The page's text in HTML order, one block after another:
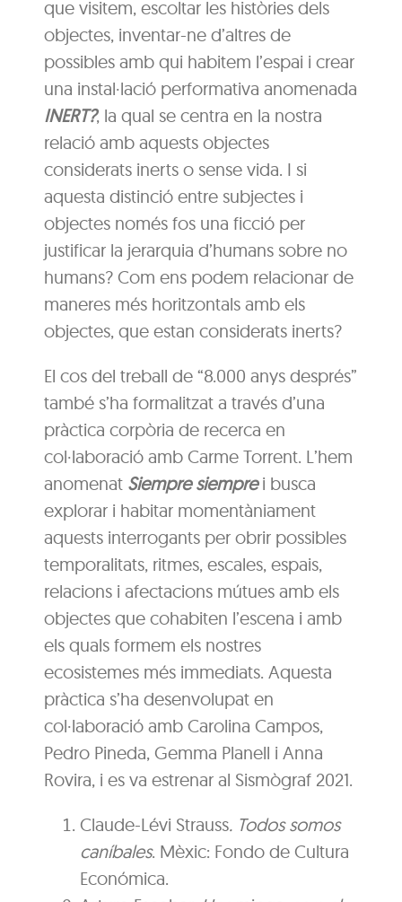
que visitem, escoltar les històries dels
objectes, inventar-ne d’altres de
possibles amb qui habitem l’espai i crear
una instal·lació performativa anomenada
INERT?, la qual se centra en la nostra
relació amb aquests objectes
considerats inerts o sense vida. I si
aquesta distinció entre subjectes i
objectes només fos una ficció per
justificar la jerarquia d’humans sobre no
humans? Com ens podem relacionar de
maneres més horitzontals amb els
objectes, que estan considerats inerts?
El cos del treball de “8.000 anys després”
també s’ha formalitzat a través d’una
pràctica corpòria de recerca en
col·laboració amb Carme Torrent. L’hem
anomenat Siempre siemprei busca
explorar i habitar momentàniament
aquests interrogants per obrir possibles
temporalitats, ritmes, escales, espais,
relacions i afectacions mútues amb els
objectes que cohabiten l’escena i amb
els quals formem els nostres
ecosistemes més immediats. Aquesta
pràctica s’ha desenvolupat en
col·laboració amb Carolina Campos,
Pedro Pineda, Gemma Planell i Anna
Rovira, i es va estrenar al Sismògraf 2021.
Claude-Lévi Strauss. Todos somos
caníbales. Mèxic: Fondo de Cultura
Económica.